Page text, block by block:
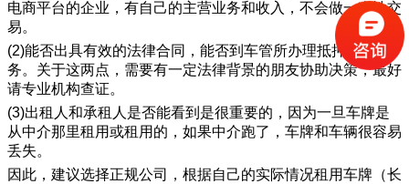
电商平台的企业，有自己的主营业务和收入，不会做一次性交
易。
(2)能否出具有效的法律合同，能否到车管所办理抵押登记业
务。关于这两点，需要有一定法律背景的朋友协助决策，最好
请专业机构查证。
(3)出租人和承租人是否能看到是很重要的，因为一旦车牌是
从中介那里租用或租用的，如果中介跑了，车牌和车辆很容易
丢失。
因此，建议选择正规公司，根据自己的实际情况租用车牌（长